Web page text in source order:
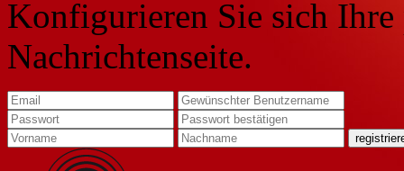
Konfigurieren Sie sich
Nachrichtenseite.